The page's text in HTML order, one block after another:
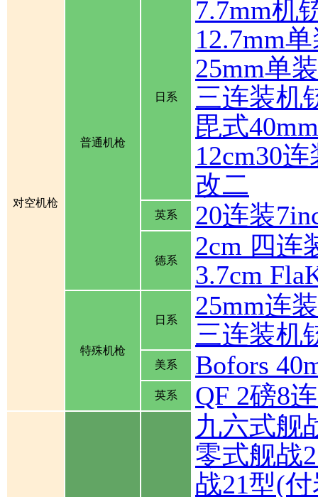
对空机枪
普通机枪
日系
7.7mm机
12.7mm
25mm单
三连装机
毘式
12cm30
改二
英系 20连装
德系
2cm 四连
3.7cm
特殊机枪
日系
25mm连
三连装机
美系 Bofors
英系 QF 2磅8
九六式舰
零式舰战
战21型(